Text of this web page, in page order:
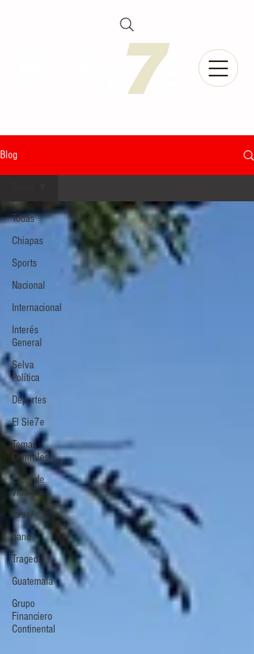
Blog
Todas
Chiapas
Sports
Nacional
Internacional
Interés
General
Selva
Política
Deportes
El Sie7e
Temas
Centrales
Estilo de
vida
Israel
bano
Tragedia
Guatemala
Grupo
Financiero
Continental